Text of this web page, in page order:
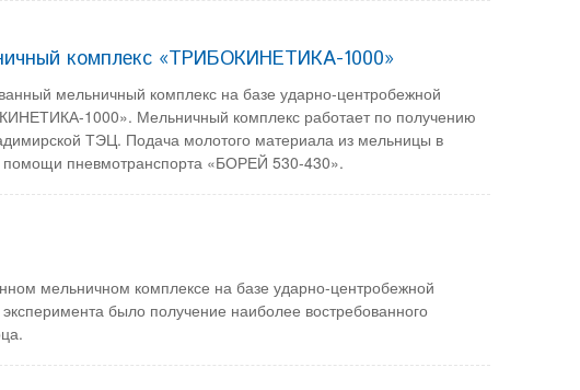
комплекс «ТРИБОКИНЕТИКА-1000»
мельничный комплекс на базе ударно-центробежной
1000». Мельничный комплекс работает по получению
ТЭЦ. Подача молотого материала из мельницы в
помощи пневмотранспорта «БОРЕЙ 530-430».
мельничном комплексе на базе ударно-центробежной
было получение наиболее востребованного